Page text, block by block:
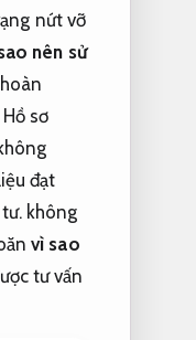
nứt vỡ
nên sử
Hồ sơ
đạt
không
vì sao
tư vấn